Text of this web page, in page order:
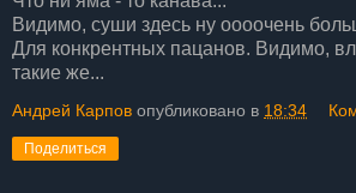
Видимо, суши здесь ну оооочень
Для конкрентных пацанов. Видимо,
такие же...
Андрей Карпов опубликовано в 18:34
Поделиться